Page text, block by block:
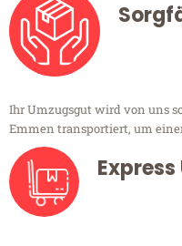
Ihr Umzugsgut wird von uns
Emmen transportiert, um